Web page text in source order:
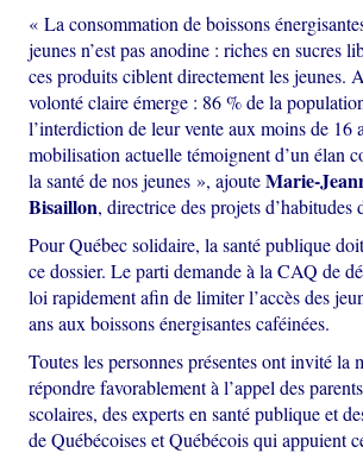
« La consommation de boissons
jeunes n’est pas anodine : riches en sucres
ces produits ciblent directement les jeunes.
volonté claire émerge : 86 % de la
l’interdiction de leur vente aux moins de 16
mobilisation actuelle témoignent d’un élan
la santé de nos jeunes », ajouteMarie-
Bisaillon, directrice des projets d’habitudes
Pour Québec solidaire, la santé publique
ce dossier. Le parti demande à la CAQ de
loi rapidement afin de limiter l’accès des
ans aux boissons énergisantes caféinées.
Toutes les personnes présentes ont invité la
répondre favorablement à l’appel des
scolaires, des experts en santé publique et
de Québécoises et Québécois qui appuient